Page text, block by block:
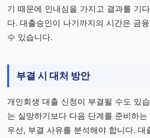
기 때문에 인내심을 가지고 결과를 기
다. 대출승인이 나기까지의 시간은 금
수 있습니다.
부결 시 대처 방안
개인회생 대출 신청이 부결될 수도 있
는 실망하기보다 다음 단계를 준비하
우선, 부결 사유를 분석해야 합니다. 대